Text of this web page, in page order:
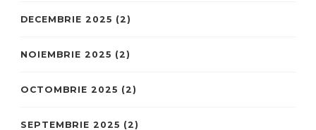
DECEMBRIE 2025 (2)
NOIEMBRIE 2025 (2)
OCTOMBRIE 2025 (2)
SEPTEMBRIE 2025 (2)